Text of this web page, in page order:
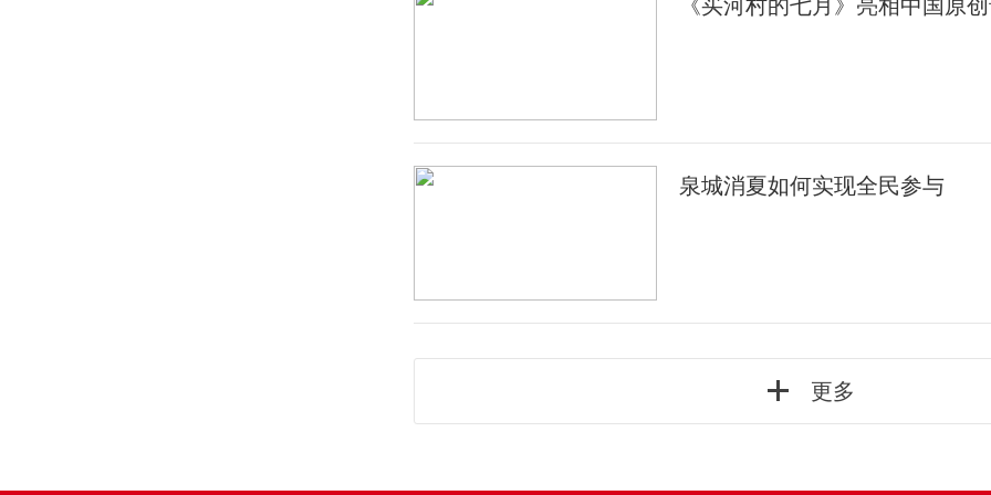
《买河村的七月》亮相中国原
泉城消夏如何实现全民参与
更多